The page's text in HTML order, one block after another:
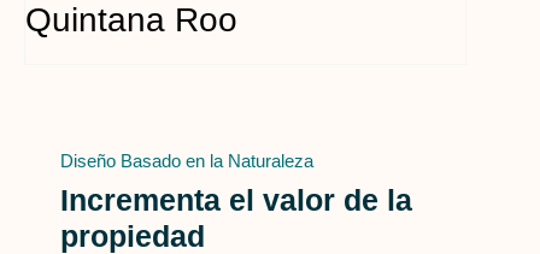
Quintana Roo
Diseño Basado en la Naturaleza
Incrementa el valor de la
propiedad